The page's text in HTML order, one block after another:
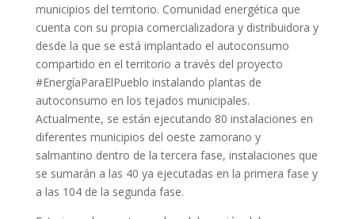
municipios del territorio. Comunidad energética que
cuenta con su propia comercializadora y distribuidora y
desde la que se está implantado el autoconsumo
compartido en el territorio a través del proyecto
#EnergíaParaElPueblo instalando plantas de
autoconsumo en los tejados municipales.
Actualmente, se están ejecutando 80 instalaciones en
diferentes municipios del oeste zamorano y
salmantino dentro de la tercera fase, instalaciones que
se sumarán a las 40 ya ejecutadas en la primera fase y
a las 104 de la segunda fase.